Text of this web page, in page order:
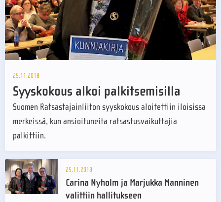
25.11.2018
Syyskokous alkoi palkitsemisilla
Suomen Ratsastajainliiton syyskokous aloitettiin iloisissa
merkeissä, kun ansioituneita ratsastusvaikuttajia
palkittiin.
25.11.2018
Carina Nyholm ja Marjukka Manninen
valittiin hallitukseen